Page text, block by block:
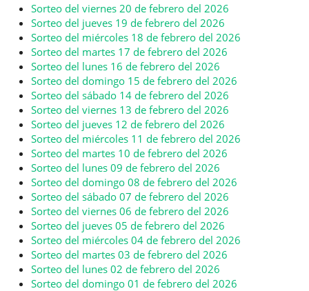
Sorteo del viernes 20 de febrero del 2026
Sorteo del jueves 19 de febrero del 2026
Sorteo del miércoles 18 de febrero del 2026
Sorteo del martes 17 de febrero del 2026
Sorteo del lunes 16 de febrero del 2026
Sorteo del domingo 15 de febrero del 2026
Sorteo del sábado 14 de febrero del 2026
Sorteo del viernes 13 de febrero del 2026
Sorteo del jueves 12 de febrero del 2026
Sorteo del miércoles 11 de febrero del 2026
Sorteo del martes 10 de febrero del 2026
Sorteo del lunes 09 de febrero del 2026
Sorteo del domingo 08 de febrero del 2026
Sorteo del sábado 07 de febrero del 2026
Sorteo del viernes 06 de febrero del 2026
Sorteo del jueves 05 de febrero del 2026
Sorteo del miércoles 04 de febrero del 2026
Sorteo del martes 03 de febrero del 2026
Sorteo del lunes 02 de febrero del 2026
Sorteo del domingo 01 de febrero del 2026